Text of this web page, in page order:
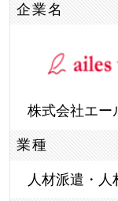
企業名
株式会社エー
業種
人材派遣・人